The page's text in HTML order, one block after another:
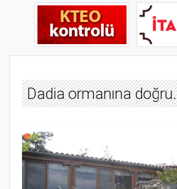
Dadia ormanına doğru.